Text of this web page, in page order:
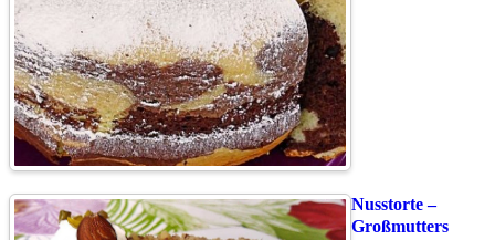
Nusstorte –
Großmutters